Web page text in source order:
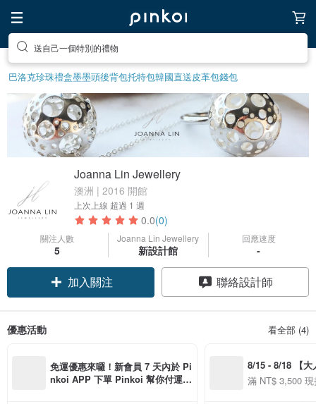
送自己一個特別的禮物
巴洛克珍珠禮盒墨墨頭後背包托特包韓國直送皮革包錢包
Joanna Lin Jewellery
澳洲 | 2016 開館
上次上線 超過 1 週
0.0(0)
關注人數
5
Joanna Lin Jewellery
新設計館
回應速度
-
加入關注 聯絡設計師
優惠活動 看全部 (4)
免運優惠來囉！新會員 7 天內於 Pi
nkoi APP 下單 Pinkoi 幫你付運
8/15 - 8/18 【大
季】滿
50
滿 NT$ 3,500